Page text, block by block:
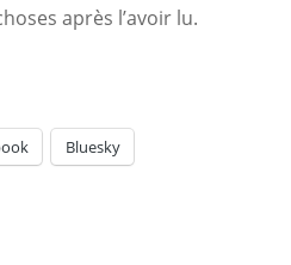
après l’avoir lu.
Bluesky